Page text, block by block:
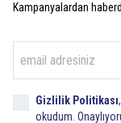
Kampanyalardan
Gizlilik Politikası,
okudum.